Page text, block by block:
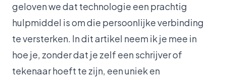
geloven we dat technologie een prachtig
hulpmiddel is om die persoonlijke verbinding
te versterken. In dit artikel neem ik je mee in
hoe je, zonder dat je zelf een schrijver of
tekenaar hoeft te zijn, een uniek en